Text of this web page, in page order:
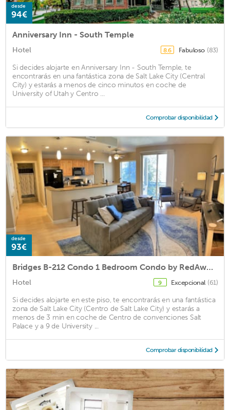
desde
94€
Anniversary Inn - South Temple
Hotel 8.6 Fabuloso (83)
Si decides alojarte en Anniversary Inn - South Temple, te
encontrarás en una fantástica zona de Salt Lake City (Central
City) y estarás a menos de cinco minutos en coche de
University of Utah y Centro ...
Comprobar disponibilidad
desde
93€
Bridges B-212 Condo 1 Bedroom Condo by RedAwning
Hotel 9 Excepcional (61)
Si decides alojarte en este piso, te encontrarás en una fantástica
zona de Salt Lake City (Centro de Salt Lake City) y estarás a
menos de 3 min en coche de Centro de convenciones Salt
Palace y a 9 de University ...
Comprobar disponibilidad